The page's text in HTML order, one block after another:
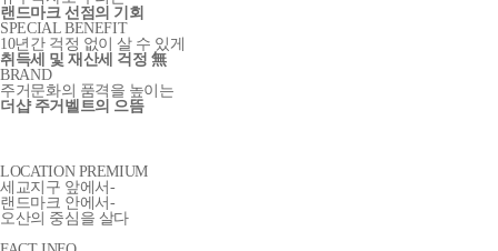
랜드마크 선점의 기회
SPECIAL BENEFIT
10년간 걱정 없이 살 수 있게
취득세 및 재산세 걱정 無
BRAND
주거문화의 품격을 높이는
더샵 주거벨트의 으뜸
LOCATION PREMIUM
세교지구 앞에서-
랜드마크 안에서-
오산의 중심을 살다